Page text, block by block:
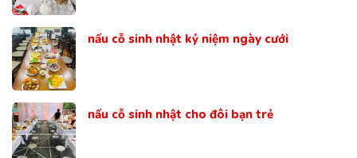
nấu cỗ sinh nhật kỷ niệm ngày cưới
nấu cỗ sinh nhật cho đôi bạn trẻ